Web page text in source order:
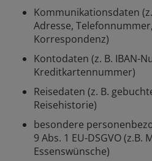
Kommunikationsdaten
Adresse,
Korrespondenz)
Kontodaten (z. B. IBAN-
Kreditkartennummer)
Reisedaten (z. B.
Reisehistorie)
besondere
9 Abs. 1 EU-DSGVO
Essenswünsche)